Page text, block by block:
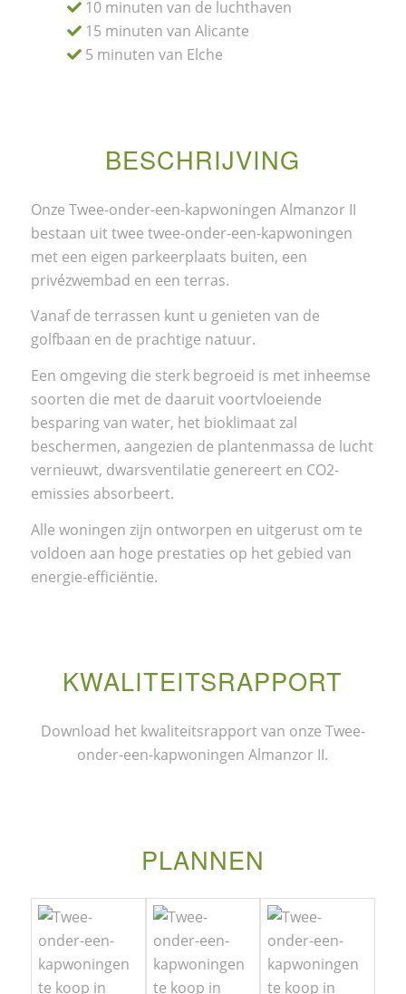
10 minuten van de luchthaven
15 minuten van Alicante
5 minuten van Elche
BESCHRIJVING
Onze Twee-onder-een-kapwoningen Almanzor II
bestaan uit twee twee-onder-een-kapwoningen
met een eigen parkeerplaats buiten, een
privézwembad en een terras.
Vanaf de terrassen kunt u genieten van de
golfbaan en de prachtige natuur.
Een omgeving die sterk begroeid is met inheemse
soorten die met de daaruit voortvloeiende
besparing van water, het bioklimaat zal
beschermen, aangezien de plantenmassa de lucht
vernieuwt, dwarsventilatie genereert en CO2-
emissies absorbeert.
Alle woningen zijn ontworpen en uitgerust om te
voldoen aan hoge prestaties op het gebied van
energie-efficiëntie.
KWALITEITSRAPPORT
Download het kwaliteitsrapport van onze Twee-
onder-een-kapwoningen Almanzor II.
PLANNEN